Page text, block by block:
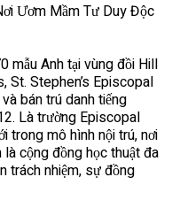
Ươm Mầm Tư Duy Độc
mẫu Anh tại vùng đồi Hill
St. Stephen’s Episcopal
bán trú danh tiếng
Là trường Episcopal
trong mô hình nội trú, nơi
cộng đồng học thuật đa
trách nhiệm, sự đồng